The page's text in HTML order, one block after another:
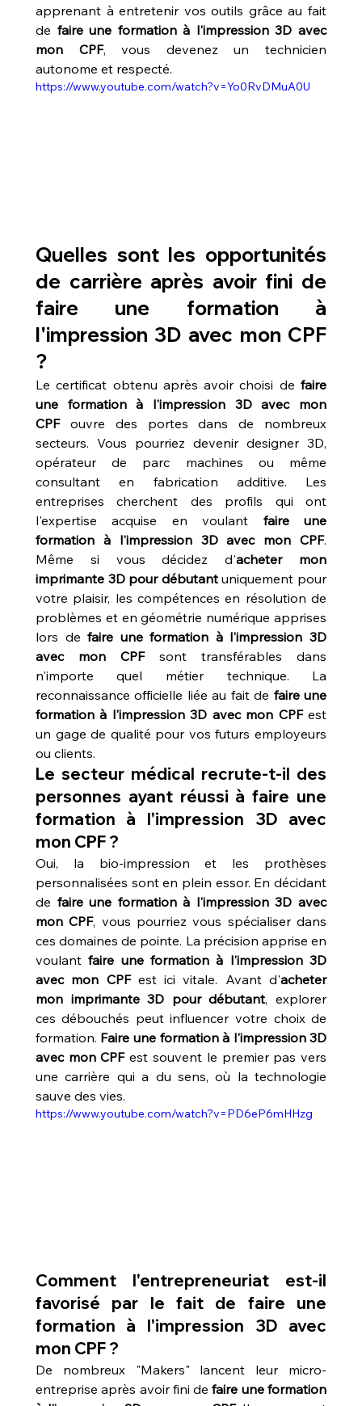
apprenant à entretenir vos outils grâce au fait
de faire une formation à l'impression 3D avec
mon CPF, vous devenez un technicien
autonome et respecté.
https://www.youtube.com/watch?v=Yo0RvDMuA0U
Quelles sont les opportunités
de carrière après avoir fini de
faire une formation à
l'impression 3D avec mon CPF
?
Le certificat obtenu après avoir choisi de faire
une formation à l'impression 3D avec mon
CPF ouvre des portes dans de nombreux
secteurs. Vous pourriez devenir designer 3D,
opérateur de parc machines ou même
consultant en fabrication additive. Les
entreprises cherchent des profils qui ont
l'expertise acquise en voulant faire une
formation à l'impression 3D avec mon CPF.
Même si vous décidez d'acheter mon
imprimante 3D pour débutant uniquement pour
votre plaisir, les compétences en résolution de
problèmes et en géométrie numérique apprises
lors de faire une formation à l'impression 3D
avec mon CPF sont transférables dans
n'importe quel métier technique. La
reconnaissance officielle liée au fait de faire une
formation à l'impression 3D avec mon CPF est
un gage de qualité pour vos futurs employeurs
ou clients.
Le secteur médical recrute-t-il des
personnes ayant réussi à faire une
formation à l'impression 3D avec
mon CPF ?
Oui, la bio-impression et les prothèses
personnalisées sont en plein essor. En décidant
de faire une formation à l'impression 3D avec
mon CPF, vous pourriez vous spécialiser dans
ces domaines de pointe. La précision apprise en
voulant faire une formation à l'impression 3D
avec mon CPF est ici vitale. Avant d'acheter
mon imprimante 3D pour débutant, explorer
ces débouchés peut influencer votre choix de
formation. Faire une formation à l'impression 3D
avec mon CPF est souvent le premier pas vers
une carrière qui a du sens, où la technologie
sauve des vies.
https://www.youtube.com/watch?v=PD6eP6mHHzg
Comment l'entrepreneuriat est-il
favorisé par le fait de faire une
formation à l'impression 3D avec
mon CPF ?
De nombreux "Makers" lancent leur micro-
entreprise après avoir fini de faire une formation